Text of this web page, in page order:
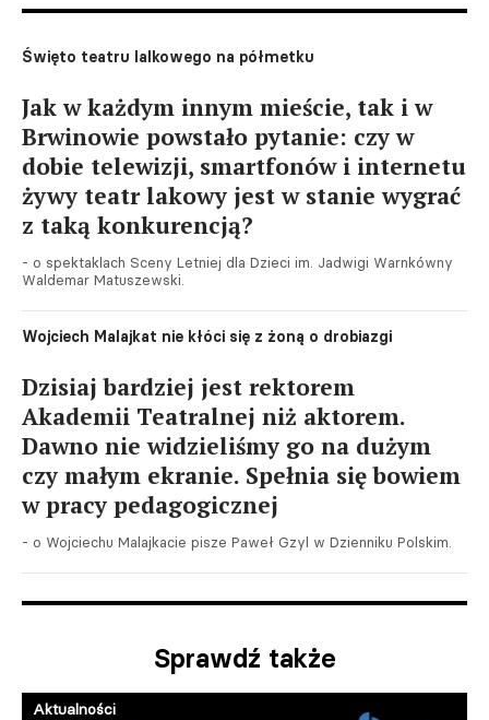
Święto teatru lalkowego na półmetku
Jak w każdym innym mieście, tak i w
Brwinowie powstało pytanie: czy w
dobie telewizji, smartfonów i internetu
żywy teatr lakowy jest w stanie wygrać
z taką konkurencją?
- o spektaklach Sceny Letniej dla Dzieci im. Jadwigi Warnkówny
Waldemar Matuszewski.
Wojciech Malajkat nie kłóci się z żoną o drobiazgi
Dzisiaj bardziej jest rektorem
Akademii Teatralnej niż aktorem.
Dawno nie widzieliśmy go na dużym
czy małym ekranie. Spełnia się bowiem
w pracy pedagogicznej
- o Wojciechu Malajkacie pisze Paweł Gzyl w Dzienniku Polskim.
Sprawdź także
Aktualności